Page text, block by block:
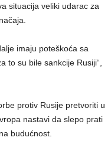
situacija veliki udarac za
imaju poteškoća sa
to su bile sankcije Rusiji“,
protiv Rusije pretvoriti u
nastavi da slepo prati
budućnost.